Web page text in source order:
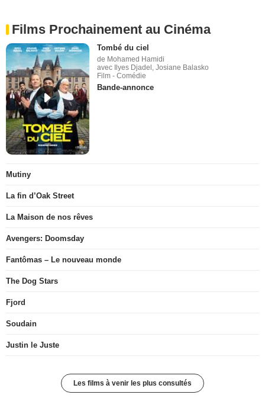
Films Prochainement au Cinéma
Tombé du ciel
de Mohamed Hamidi
avec Ilyes Djadel, Josiane Balasko
Film - Comédie
Bande-annonce
Mutiny
La fin d’Oak Street
La Maison de nos rêves
Avengers: Doomsday
Fantômas – Le nouveau monde
The Dog Stars
Fjord
Soudain
Justin le Juste
Les films à venir les plus consultés